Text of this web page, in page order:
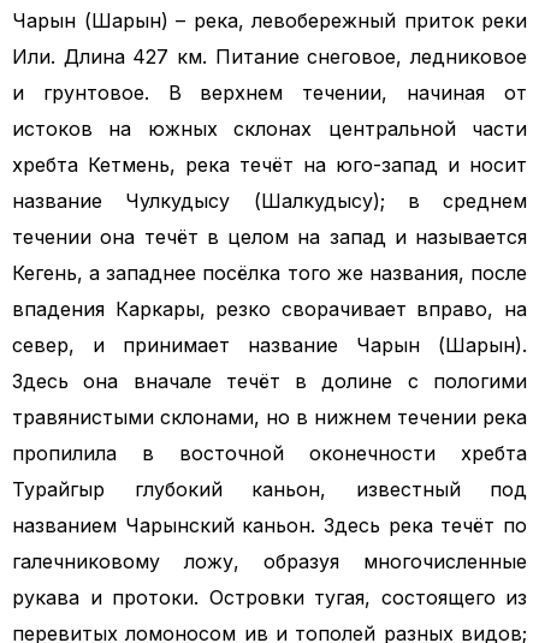
Чарын (Шарын) – река, левобережный приток реки
Или. Длина 427 км. Питание снеговое, ледниковое
и грунтовое. В верхнем течении, начиная от
истоков на южных склонах центральной части
хребта Кетмень, река течёт на юго-запад и носит
название Чулкудысу (Шалкудысу); в среднем
течении она течёт в целом на запад и называется
Кегень, а западнее посёлка того же названия, после
впадения Каркары, резко сворачивает вправо, на
север, и принимает название Чарын (Шарын).
Здесь она вначале течёт в долине с пологими
травянистыми склонами, но в нижнем течении река
пропилила в восточной оконечности хребта
Турайгыр глубокий каньон, известный под
названием Чарынский каньон. Здесь река течёт по
галечниковому ложу, образуя многочисленные
рукава и протоки. Островки тугая, состоящего из
перевитых ломоносом ив и тополей разных видов;